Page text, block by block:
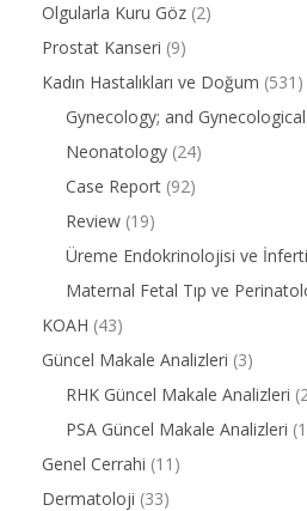
Olgularla Kuru Göz (2)
Prostat Kanseri (9)
Kadın Hastalıkları ve Doğum (531)
Gynecology; and
Neonatology (24)
Case Report (92)
Review (19)
Üreme Endokrinolojisi ve
Maternal Fetal Tıp ve
KOAH (43)
Güncel Makale Analizleri (3)
RHK Güncel Makale Analizleri
PSA Güncel Makale Analizleri
Genel Cerrahi (11)
Dermatoloji (33)